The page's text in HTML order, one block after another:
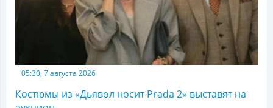
05:30, 7 августа 2026
Костюмы из «Дьявол носит Prada 2» выставят на